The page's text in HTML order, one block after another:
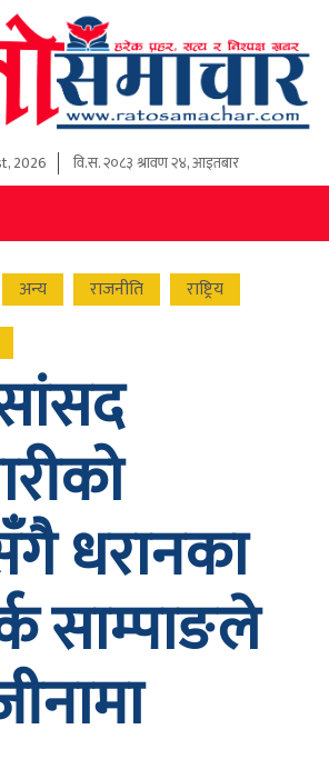
2026 वि.स.२०८३ श्रावण २४, आइतबार
अन्य राजनीति
राष्ट्रिय
धरानका
साम्पाङले